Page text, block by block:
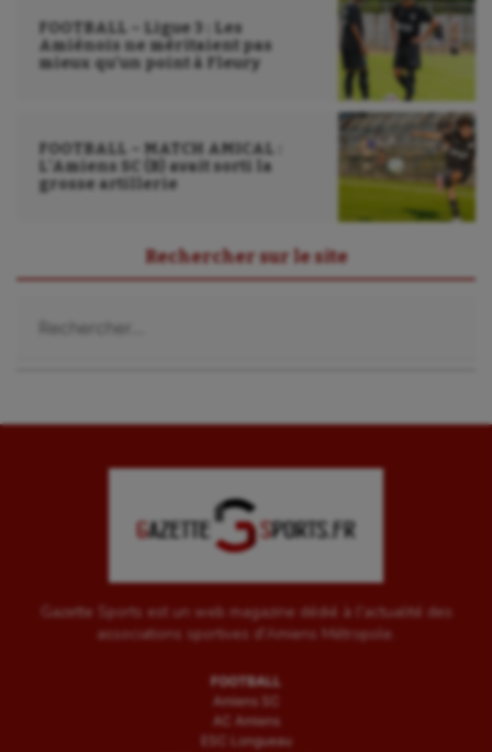
Triathlon
Ultimate frisbee
Voile
Wakeboard
FOOTBALL – Ligue 3 : Les
Amiénois ne méritaient pas
mieux qu’un point à Fleury
FOOTBALL – MATCH AMICAL :
L’Amiens SC (B) avait sorti la
grosse artillerie
Rechercher sur le site
Gazette Sports est un web magazine dédié à l'actualité des
associations sportives d'Amiens Métropole.
FOOTBALL
Amiens SC
AC Amiens
ESC Longueau